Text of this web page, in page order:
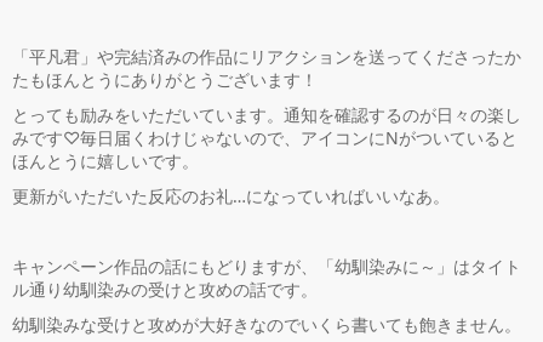
「平凡君」や完結済みの作品にリアクションを送ってくださったか
たもほんとうにありがとうございます！
とっても励みをいただいています。通知を確認するのが日々の楽し
みです♡毎日届くわけじゃないので、アイコンにNがついていると
ほんとうに嬉しいです。
更新がいただいた反応のお礼…になっていればいいなあ。
キャンペーン作品の話にもどりますが、「幼馴染みに～」はタイト
ル通り幼馴染みの受けと攻めの話です。
幼馴染みな受けと攻めが大好きなのでいくら書いても飽きません。